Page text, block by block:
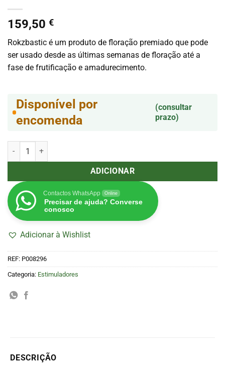
159,50 €
Rokzbastic é um produto de floração premiado que pode
ser usado desde as últimas semanas de floração até a
fase de frutificação e amadurecimento.
Disponível por
encomenda
(consultar
prazo)
Quantidade de Rokzbastic 1250 ml (Atami)
ADICIONAR
Contactos WhatsApp Online
Precisar de ajuda? Converse
conosco
Adicionar à Wishlist
REF: P008296
Categoria: Estimuladores
DESCRIÇÃO